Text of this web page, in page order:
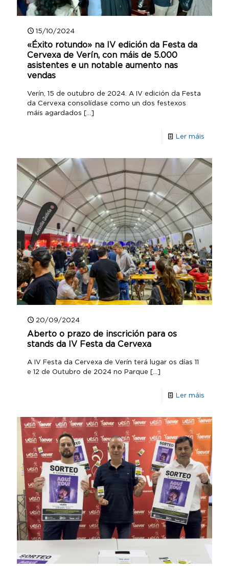
15/10/2024
«Éxito rotundo» na IV edición da Festa da
Cervexa de Verín, con máis de 5.000
asistentes e un notable aumento nas
vendas
Verín, 15 de outubro de 2024. A IV edición da Festa
da Cervexa consolídase como un dos festexos
máis agardados […]
Ler máis
20/09/2024
Aberto o prazo de inscrición para os
stands da IV Festa da Cervexa
A IV Festa da Cervexa de Verín terá lugar os días 11
e 12 de Outubro de 2024 no Parque […]
Ler máis